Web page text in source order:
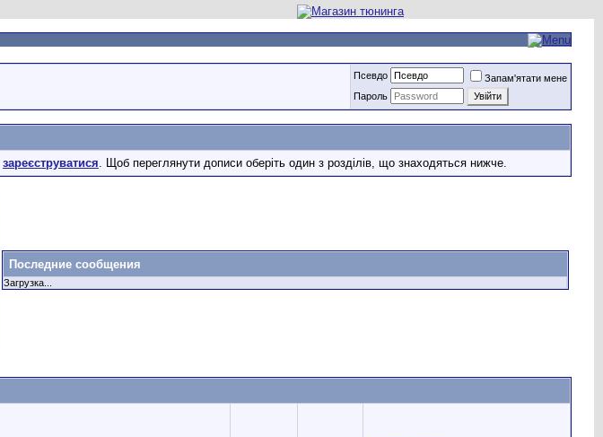
Псевдо
Запам'ятати мене
Пароль
зареєструватися . Щоб переглянути дописи оберіть один з розділів, що знаходяться нижче.
Последние сообщения
Загрузка...